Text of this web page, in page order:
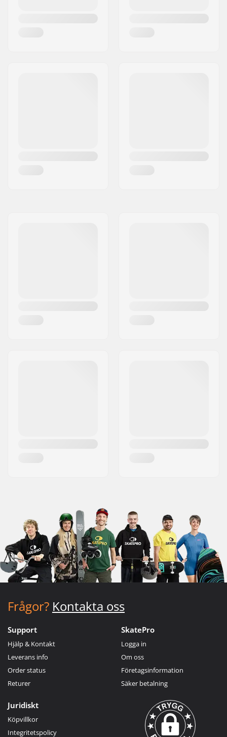
Frågor? Kontakta oss
Support
Hjälp & Kontakt
Leverans info
Order status
Returer
SkatePro
Logga in
Om oss
Företagsinformation
Säker betalning
Juridiskt
Köpvillkor
Integritetspolicy